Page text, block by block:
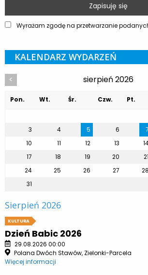
Wyrażam zgodę na przetwarzanie
KALENDARZ WYDARZEŃ
< sierpień 2026
Pon. Wt. Śr. Czw. Pt.
3
4 5 6 7
10
11 12 13
17
18 19 20 21
24
25 26 27 28
31
Sierpień 2026
KULTURA
Dzień Babic 2026
29.08.2026 00:00
Polana Dwóch Stawów, Zielonki-Parcela
Więcej informacji